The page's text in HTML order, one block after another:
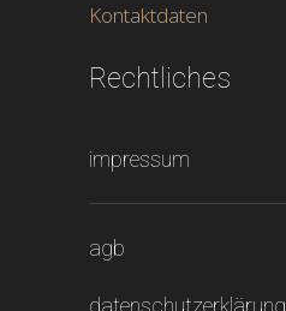
Kontaktdaten
Rechtliches
impressum
agb
datenschutzerklärung